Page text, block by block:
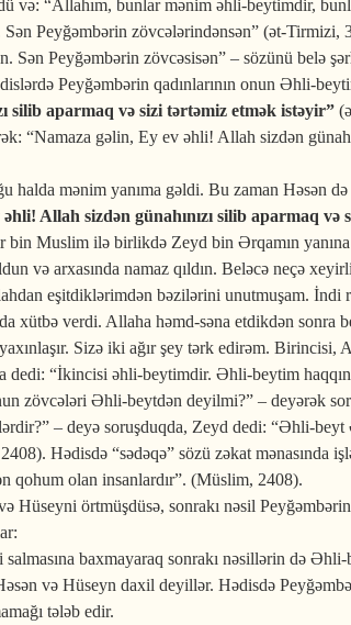
və: “Allahım, bunlar mənim əhli-beytimdir,
Peyğəmbərin zövcələrindənsən” (ət-Tirmizi,
Sən Peyğəmbərin zövcəsisən” – sözünü belə
Peyğəmbərin qadınlarının onun Əhli-
silib aparmaq və sizi tərtəmiz etmək istəyir”
“Namaza gəlin, Ey ev əhli! Allah sizdən
halda mənim yanıma gəldi. Bu zaman Həsən
Allah sizdən günahınızı silib aparmaq
Muslim ilə birlikdə Zeyd bin Ərqamın
və arxasında namaz qıldın. Beləcə neçə
eşitdiklərimdən bəzilərini unutmuşam.
xütbə verdi. Allaha həmd-səna etdikdən
Sizə iki ağır şey tərk edirəm.
dedi: “İkincisi əhli-beytimdir. Əhli-beytim
zövcələri Əhli-beytdən deyilmi?” – deyərək
– deyə soruşduqda, Zeyd dedi: “Əhli-
Hədisdə “sədəqə” sözü zəkat
qohum olan insanlardır”. (Müslim, 2408).
örtmüşdüsə, sonrakı nəsil Peyğəmbərin
baxmayaraq sonrakı nəsillərin də
və Hüseyn daxil deyillər. Hədisdə
tələb edir.